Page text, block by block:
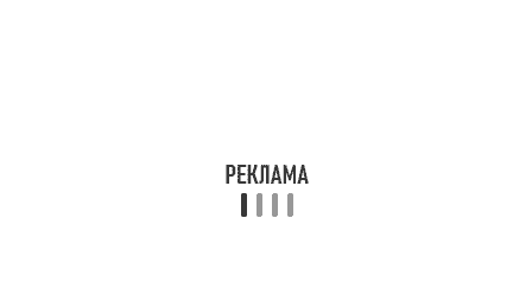
Рецепты с цветной